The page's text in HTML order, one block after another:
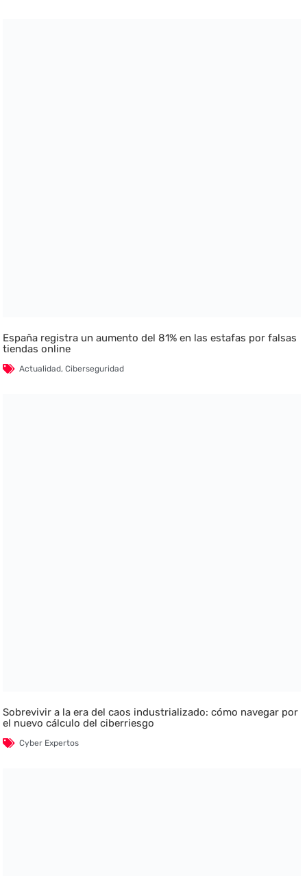
España registra un aumento del 81% en las estafas por falsas
tiendas online
Actualidad,Ciberseguridad
Sobrevivir a la era del caos industrializado: cómo navegar por
el nuevo cálculo del ciberriesgo
Cyber Expertos